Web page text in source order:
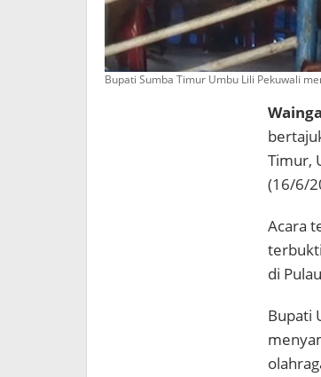
Bupati Sumba Timur Umbu Lili Pekuwali
Timur,
(16/6/
Acara
di
Bupati